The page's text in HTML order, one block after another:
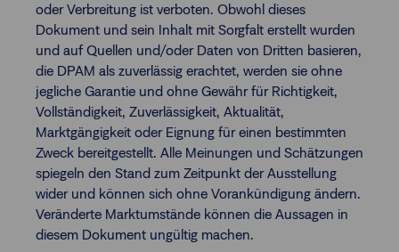
oder Verbreitung ist verboten. Obwohl dieses
Dokument und sein Inhalt mit Sorgfalt erstellt wurden
und auf Quellen und/oder Daten von Dritten basieren,
die DPAM als zuverlässig erachtet, werden sie ohne
jegliche Garantie und ohne Gewähr für Richtigkeit,
Vollständigkeit, Zuverlässigkeit, Aktualität,
Marktgängigkeit oder Eignung für einen bestimmten
Zweck bereitgestellt. Alle Meinungen und Schätzungen
spiegeln den Stand zum Zeitpunkt der Ausstellung
wider und können sich ohne Vorankündigung ändern.
Veränderte Marktumstände können die Aussagen in
diesem Dokument ungültig machen.